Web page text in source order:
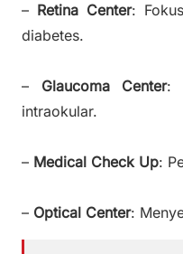
– Retina Center:
diabetes.
– Glaucoma Center:
intraokular.
– Medical Check Up:
– Optical Center: